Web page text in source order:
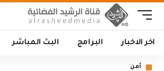
اخر الاخبار البرامج البث المباشر
أمن